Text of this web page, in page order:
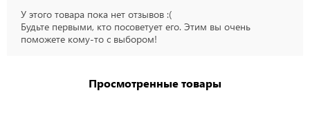
У этого товара пока нет отзывов :(
Будьте первыми, кто посоветует его. Этим вы очень
поможете кому-то с выбором!
Просмотренные товары